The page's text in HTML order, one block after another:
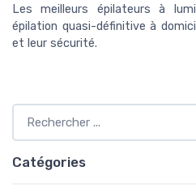
Les meilleurs épilateurs à
épilation quasi-définitive à
et leur sécurité.
Catégories